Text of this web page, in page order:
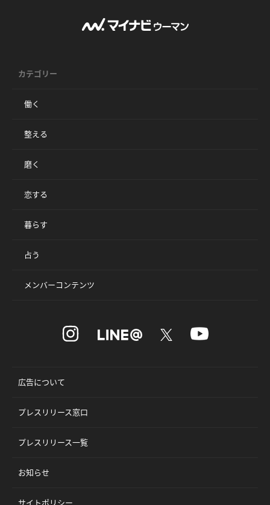
カテゴリー
働く
整える
磨く
恋する
暮らす
占う
メンバーコンテンツ
広告について
プレスリリース窓口
プレスリリース一覧
お知らせ
サイトポリシー